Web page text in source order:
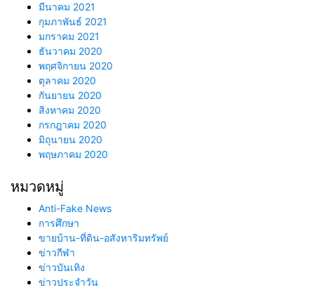
มีนาคม 2021
กุมภาพันธ์ 2021
มกราคม 2021
ธันวาคม 2020
พฤศจิกายน 2020
ตุลาคม 2020
กันยายน 2020
สิงหาคม 2020
กรกฎาคม 2020
มิถุนายน 2020
พฤษภาคม 2020
หมวดหมู่
Anti-Fake News
การศึกษา
ขายบ้าน-ที่ดิน-อสังหาริมทรัพย์
ข่าวกีฬา
ข่าวบันเทิง
ข่าวประจำวัน